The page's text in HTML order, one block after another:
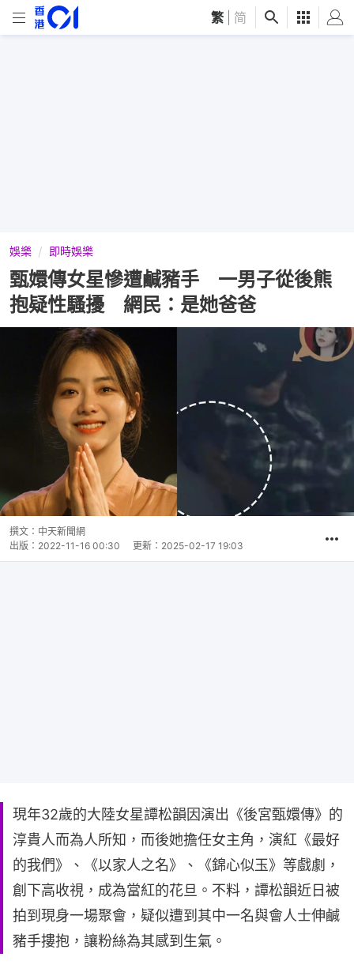
繁 简
娛樂 即時娛樂
甄嬛傳女星慘遭鹹豬手 一男子從後熊
抱疑性騷擾 網民：是她爸爸
撰文： 中天新聞網
出版： 2022-11-16 00:30 更新： 2025-02-17 19:03
現年32歲的大陸女星譚松韻因演出《後宮甄嬛傳》的
淳貴人而為人所知，而後她擔任女主角，演紅《最好
的我們》、《以家人之名》、《錦心似玉》等戲劇，
創下高收視，成為當紅的花旦。不料，譚松韻近日被
拍到現身一場聚會，疑似遭到其中一名與會人士伸鹹
豬手摟抱，讓粉絲為其感到生氣。